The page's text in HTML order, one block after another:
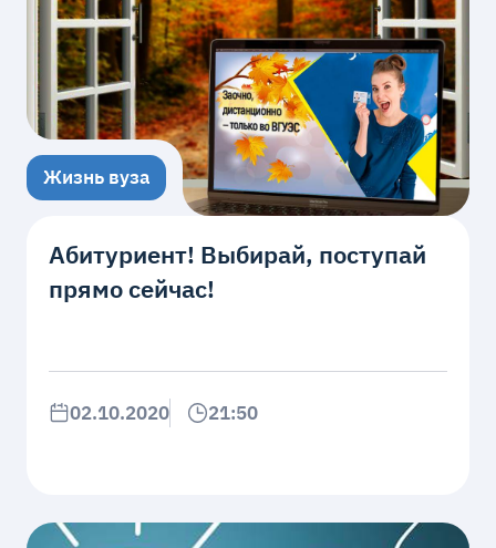
Жизнь вуза
Абитуриент! Выбирай, поступай
прямо сейчас!
02.10.2020 21:50